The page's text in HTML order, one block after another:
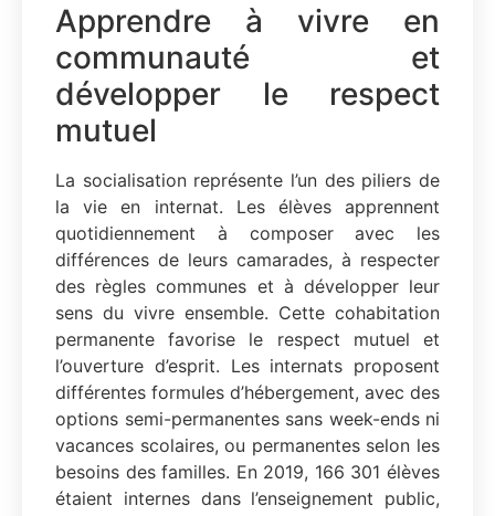
Apprendre à vivre en
communauté et
développer le respect
mutuel
La socialisation représente l’un des piliers de
la vie en internat. Les élèves apprennent
quotidiennement à composer avec les
différences de leurs camarades, à respecter
des règles communes et à développer leur
sens du vivre ensemble. Cette cohabitation
permanente favorise le respect mutuel et
l’ouverture d’esprit. Les internats proposent
différentes formules d’hébergement, avec des
options semi-permanentes sans week-ends ni
vacances scolaires, ou permanentes selon les
besoins des familles. En 2019, 166 301 élèves
étaient internes dans l’enseignement public,